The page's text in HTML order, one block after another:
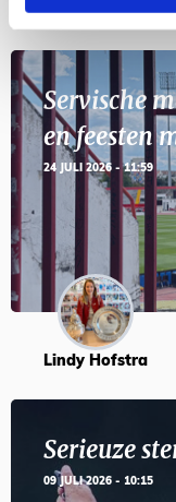
Servische
en feesten
24 JULI 2026 - 11:59
Lindy Hofstra
Serieuze
09 JULI 2026 - 10:15